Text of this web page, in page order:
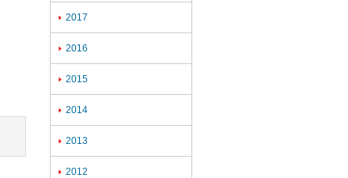
 2017
 2016
 2015
 2014
 2013
 2012